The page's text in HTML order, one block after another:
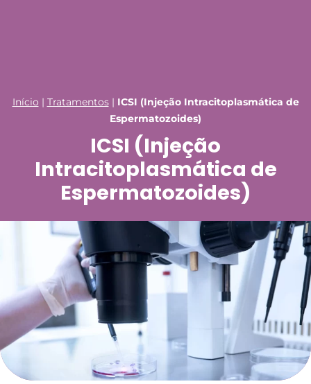
Início | Tratamentos| ICSI (Injeção Intracitoplasmática de
Espermatozoides)
ICSI (Injeção
Intracitoplasmática de
Espermatozoides)